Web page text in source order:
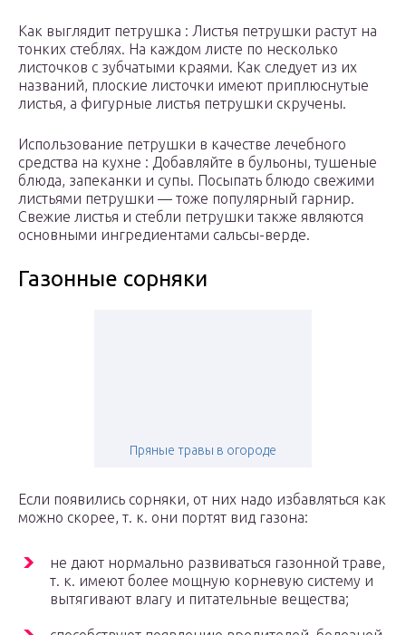
Как выглядит петрушка : Листья петрушки растут на
тонких стеблях. На каждом листе по несколько
листочков с зубчатыми краями. Как следует из их
названий, плоские листочки имеют приплюснутые
листья, а фигурные листья петрушки скручены.
Использование петрушки в качестве лечебного
средства на кухне : Добавляйте в бульоны, тушеные
блюда, запеканки и супы. Посыпать блюдо свежими
листьями петрушки — тоже популярный гарнир.
Свежие листья и стебли петрушки также являются
основными ингредиентами сальсы-верде.
Газонные сорняки
Пряные травы в огороде
Если появились сорняки, от них надо избавляться как
можно скорее, т. к. они портят вид газона:
не дают нормально развиваться газонной траве,
т. к. имеют более мощную корневую систему и
вытягивают влагу и питательные вещества;